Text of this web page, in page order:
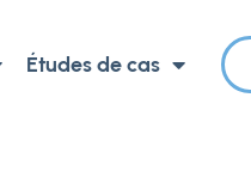
Études de cas